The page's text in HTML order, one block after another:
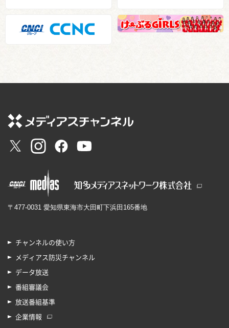
〒477-0031 愛知県東海市大田町下浜田165番地
チャンネルの使い方
メディアス防災チャンネル
データ放送
番組審議会
放送番組基準
企業情報